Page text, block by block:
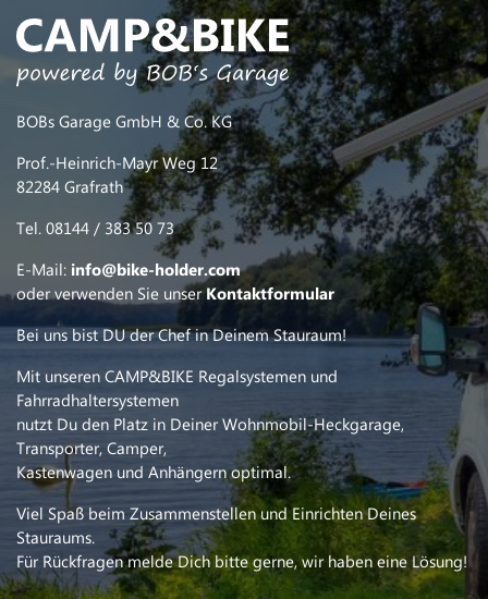
BOBs Garage GmbH & Co. KG
Prof.-Heinrich-Mayr Weg 12
82284 Grafrath
Tel. 08144 / 383 50 73
E-Mail: info@bike-holder.com
oder verwenden Sie unserKontaktformular
Bei uns bist DU der Chef in Deinem Stauraum!
Mit unseren CAMP&BIKE Regalsystemen und
Fahrradhaltersystemen
nutzt Du den Platz in Deiner Wohnmobil-Heckgarage,
Transporter, Camper,
Kastenwagen und Anhängern optimal.
Viel Spaß beim Zusammenstellen und Einrichten Deines
Stauraums.
Für Rückfragen melde Dich bitte gerne, wir haben eine Lösung!